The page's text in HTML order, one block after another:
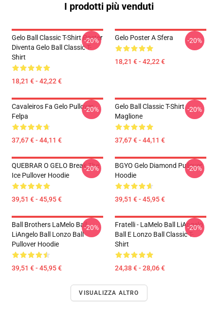
I prodotti più venduti
Gelo Ball Classic T-Shirt Poster
Diventa Gelo Ball Classic T-
Shirt
18,21 € - 42,22 €
-20% Gelo Poster A Sfera
18,21 € - 42,22 €
-20%
Cavaleiros Fa Gelo Pullover
Felpa
37,67 € - 44,11 €
-20%
Gelo Ball Classic T-Shirt
Maglione
37,67 € - 44,11 €
-20%
QUEBRAR O GELO Break The
Ice Pullover Hoodie
39,51 € - 45,95 €
-20%
BGYO Gelo Diamond Pullover
Hoodie
39,51 € - 45,95 €
-20%
Ball Brothers LaMelo Ball
LiAngelo Ball Lonzo Ball
Pullover Hoodie
39,51 € - 45,95 €
-20%
Fratelli - LaMelo Ball LiAngelo
Ball E Lonzo Ball Classic T-
Shirt
24,38 € - 28,06 €
-20%
VISUALIZZA ALTRO